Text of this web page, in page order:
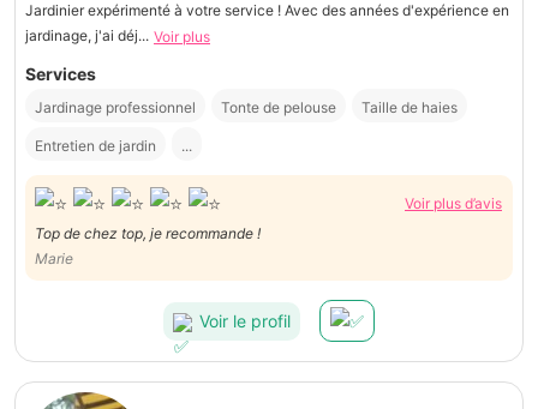
Jardinier expérimenté à votre service ! Avec des années d'expérience en
jardinage, j'ai déj... Voir plus
Services
Jardinage professionnel Tonte de pelouse Taille de haies
Entretien de jardin ...
Voir plus d’avis
Top de chez top, je recommande !
Marie
Voir le profil